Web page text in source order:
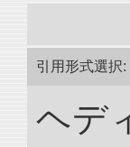
引用形式選択:
ヘデ